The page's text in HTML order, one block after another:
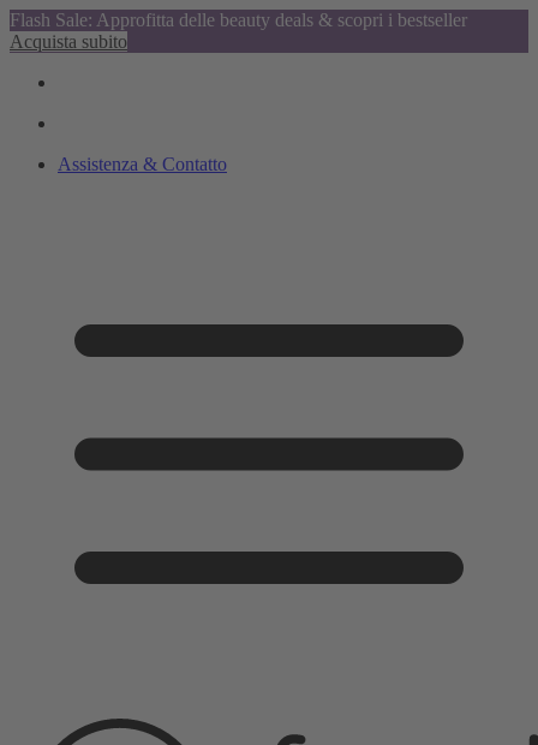
Flash Sale: Approfitta delle beauty deals & scopri i bestseller
Acquista subito
Assistenza & Contatto